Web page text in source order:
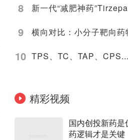
8
9
10
精彩视频
国内创投新药
药逻辑才是关键